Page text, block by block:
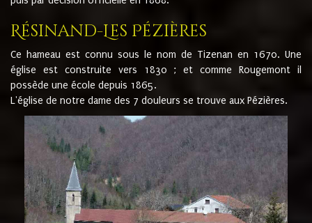
Résinand-Les Pézières
Ce hameau est connu sous le nom de Tizenan en 1670. Une
église est construite vers 1830 ; et comme Rougemont il
possède une école depuis 1865.
L'église de notre dame des 7 douleurs se trouve aux Pézières.